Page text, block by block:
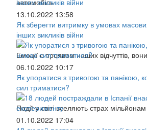
13.10.2022 13:58
Як зберегти витримку в умовах
інших викликів війни
Емоції є проявом наших відчуттів,
06.10.2022 10:17
Як упоратися з тривогою та панікою,
сил триматися?
Події у світі вселяють страх
01.10.2022 17:04